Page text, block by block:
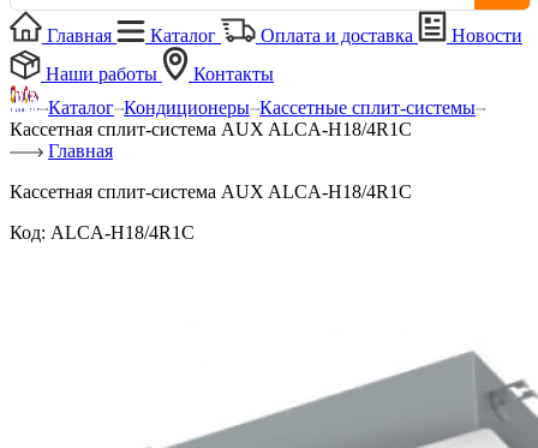
Главная Каталог Оплата и доставка
Новости
Наши работы
Контакты
Каталог Кондиционеры Кассетные сплит-системы
Кассетная сплит-система AUX ALCA-H18/4R1C
Главная
Кассетная сплит-система AUX ALCA-H18/4R1C
Код: ALCA-H18/4R1C